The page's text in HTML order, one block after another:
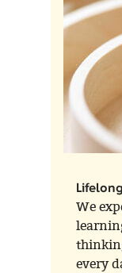
as
We
every